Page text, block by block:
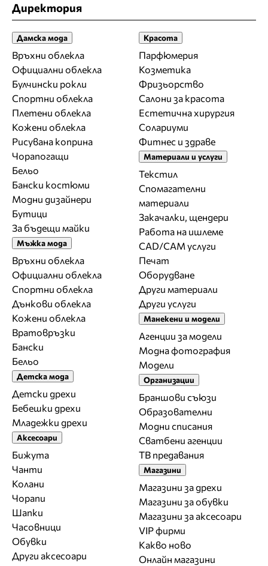
Директория
Дамска мода
Връхни облекла
Официални облекла
Булчински рокли
Спортни облекла
Плетени облекла
Кожени облекла
Рисувана коприна
Чорапогащи
Бельо
Бански костюми
Модни дизайнери
Бутици
За бъдещи майки
Мъжка мода
Връхни облекла
Официални облекла
Спортни облекла
Дънкови облекла
Кожени облекла
Вратовръзки
Бански
Бельо
Детска мода
Детски дрехи
Бебешки дрехи
Младежки дрехи
Аксесоари
Бижута
Чанти
Колани
Чорапи
Шапки
Часовници
Обувки
Други аксесоари
Красота
Парфюмерия
Козметика
Фризьорство
Салони за красота
Естетична хирургия
Солариуми
Фитнес и здраве
Материали и услуги
Текстил
Спомагателни
материали
Закачалки, щендери
Работа на ишлеме
CAD/CAM услуги
Печат
Оборудване
Други материали
Други услуги
Манекени и модели
Агенции за модели
Модна фотография
Модели
Организации
Браншови съюзи
Образователни
Модни списания
Сватбени агенции
ТВ предавания
Магазини
Магазини за дрехи
Магазини за обувки
Магазини за aксесоари
VIP фирми
Какво ново
Онлайн магазини